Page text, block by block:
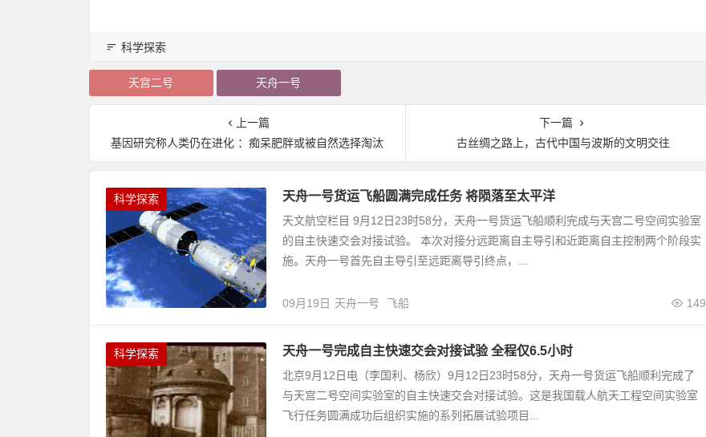
科学探索
天宫二号 天舟一号
上一篇
基因研究称人类仍在进化 ：痴呆肥胖或被自然选择淘汰
下一篇
古丝绸之路上，古代中国与波斯的文明交往
科学探索 天舟一号货运飞船圆满完成任务 将陨落至太平洋
天文航空栏目 9月12日23时58分，天舟一号货运飞船顺利完成与天宫二号空间实验室
的自主快速交会对接试验。 本次对接分远距离自主导引和近距离自主控制两个阶段实
施。天舟一号首先自主导引至远距离导引终点，...
09月19日 149
天舟一号 飞船
科学探索 天舟一号完成自主快速交会对接试验 全程仅6.5小时
北京9月12日电（李国利、杨欣）9月12日23时58分，天舟一号货运飞船顺利完成了
与天宫二号空间实验室的自主快速交会对接试验。这是我国载人航天工程空间实验室
飞行任务圆满成功后组织实施的系列拓展试验项目...